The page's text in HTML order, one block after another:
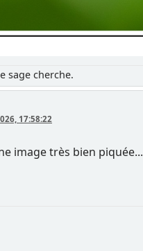
sage cherche.
17:58:22
image très bien piquée...